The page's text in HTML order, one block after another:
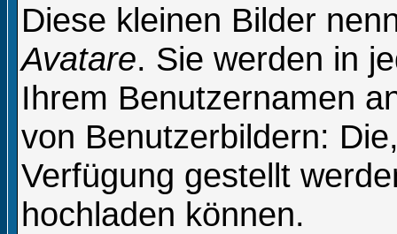
Diese kleinen Bilder
Avatare. Sie werden in
Ihrem Benutzernamen
von Benutzerbildern:
Verfügung gestellt
hochladen können.